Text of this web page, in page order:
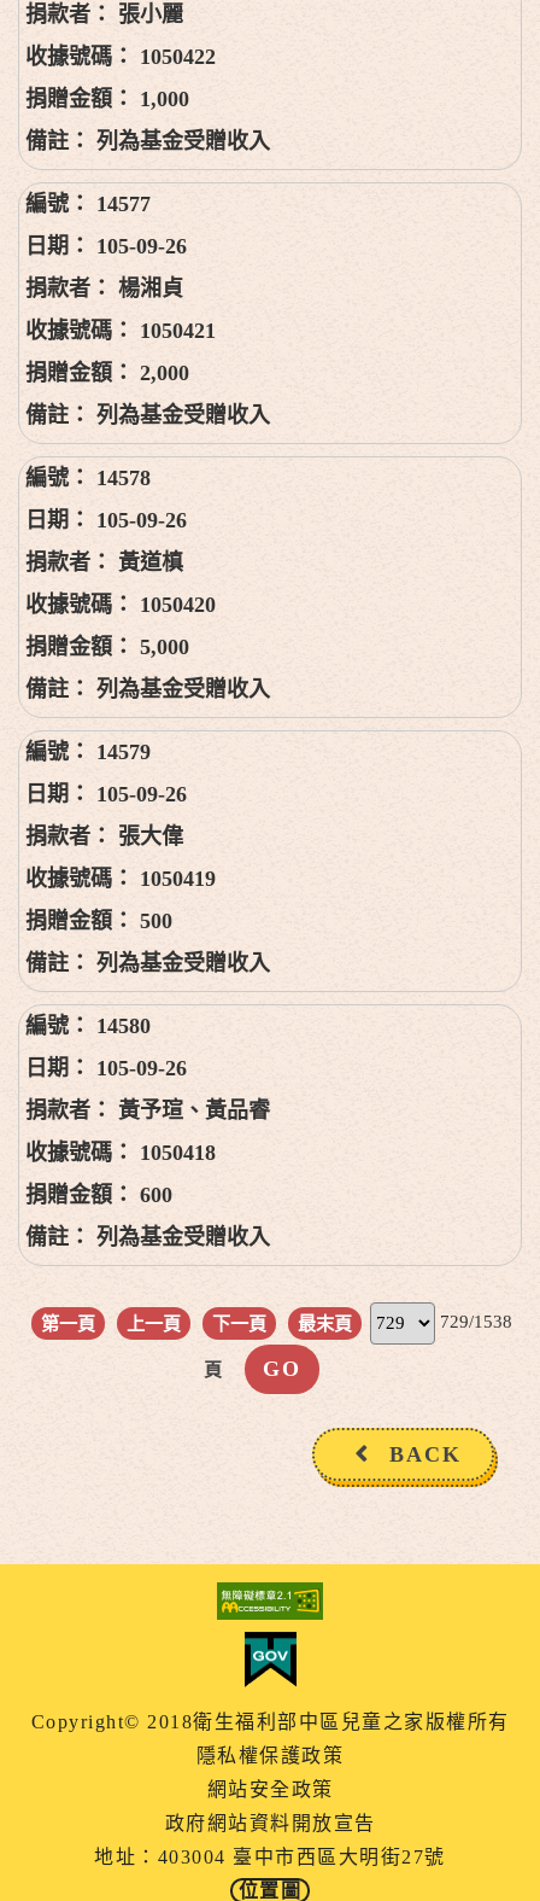
張小麗
1050422
1,000
列為基金受贈收入
14577
105-09-26
楊湘貞
1050421
2,000
列為基金受贈收入
14578
105-09-26
黃道槙
1050420
5,000
列為基金受贈收入
14579
105-09-26
張大偉
1050419
500
列為基金受贈收入
14580
105-09-26
黃予瑄、黃品睿
1050418
600
列為基金受贈收入
第一頁 上一頁 下一頁 最末頁 729/1538
頁
BACK
Copyright© 2018衛生福利部中區兒童之家版權所有
隱私權保護政策
網站安全政策
政府網站資料開放宣告
地址：403004 臺中市西區大明街27號
位置圖